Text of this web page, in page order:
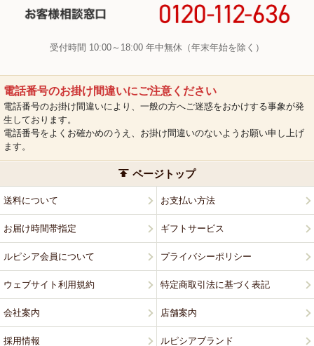
受付時間 10:00～18:00 年中無休（年末年始を除く）
電話番号のお掛け間違いにご注意ください
電話番号のお掛け間違いにより、一般の方へご迷惑をおかけする事象が発
生しております。
電話番号をよくお確かめのうえ、お掛け間違いのないようお願い申し上げ
ます。
ページトップ
送料について お支払い方法
お届け時間帯指定 ギフトサービス
ルピシア会員について プライバシーポリシー
ウェブサイト利用規約 特定商取引法に基づく表記
会社案内 店舗案内
採用情報 ルピシアブランド